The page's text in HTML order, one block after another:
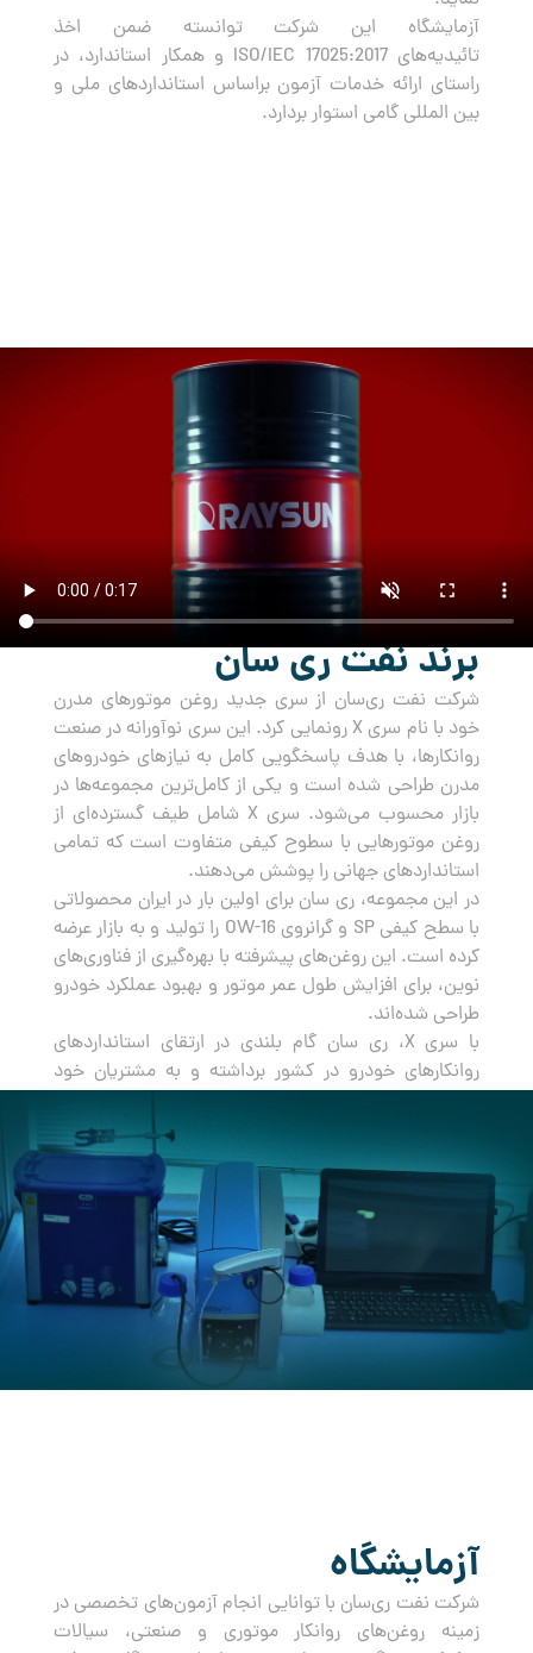
آزمایشگاه این شرکت توانسته ضمن اخذ
تائیدیه‌های ISO/IEC 17025:2017 و همکار استاندارد، در
راستای ارائه خدمات آزمون براساس استانداردهای ملی و
بین المللی گامی استوار بردارد.
برند نفت ری سان
شرکت نفت ری‌سان از سری جدید روغن‌ موتورهای مدرن
خود با نام سری X رونمایی کرد. این سری نوآورانه در صنعت
روانکارها، با هدف پاسخگویی کامل به نیازهای خودروهای
مدرن طراحی شده است و یکی از کامل‌ترین مجموعه‌ها در
بازار محسوب می‌شود. سری X شامل طیف گسترده‌ای از
روغن‌ موتورهایی با سطوح کیفی متفاوت است که تمامی
استانداردهای جهانی را پوشش می‌دهند.
در این مجموعه، ری سان برای اولین بار در ایران محصولاتی
با سطح کیفی SP و گرانروی OW-16 را تولید و به بازار عرضه
کرده است. این روغن‌های پیشرفته با بهره‌گیری از فناوری‌های
نوین، برای افزایش طول عمر موتور و بهبود عملکرد خودرو
طراحی شده‌اند.
با سری X، ری سان گام بلندی در ارتقای استانداردهای
روانکارهای خودرو در کشور برداشته و به مشتریان خود
آزمایشگاه
شرکت نفت ری‌سان با توانایی انجام آزمون‌های تخصصی در
زمینه روغن‌های روانکار موتوری و صنعتی، سیالات